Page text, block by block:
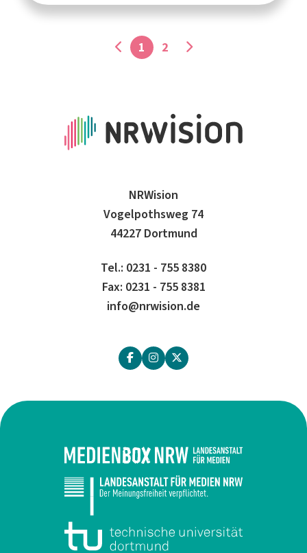
1 2
NRWision
Vogelpothsweg 74
44227 Dortmund
Tel.: 0231 - 755 8380
Fax: 0231 - 755 8381
info@nrwision.de